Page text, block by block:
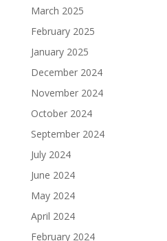
March 2025
February 2025
January 2025
December 2024
November 2024
October 2024
September 2024
July 2024
June 2024
May 2024
April 2024
February 2024